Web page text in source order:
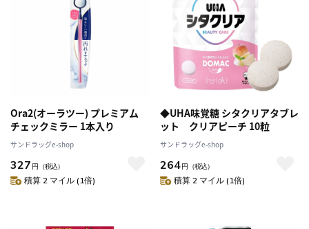
Ora2(オーラツー) プレミアム
チェックミラー 1本入り
サンドラッグe-shop
327 円 （税込）
積算 2 マイル (1倍)
◆UHA味覚糖 シタクリアタブレ
ット クリアピーチ 10粒
サンドラッグe-shop
264円 （税込）
積算 2 マイル (1倍)